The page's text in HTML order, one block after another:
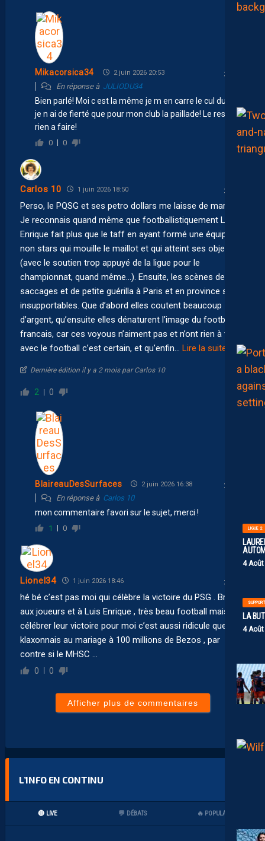
LIGUE 2
4
LA
4
Mikacorsica34 2 juin 2026 20:53
En réponse à JULIODU34
Bien parlé! Moi c est la même je m en carre le cul du psg
je n ai de fierté que pour mon club la paillade! Le reste
rien a faire!
0 0
Carlos 10 1 juin 2026 18:50
Perso, le PQSG et ses petro dollars me laisse de marbre.
Je reconnais quand même que footballistiquement Luis
Enrique fait plus que le taff en ayant formé une équipe de
non stars qui mouille le maillot et qui atteint ses objectifs
(avec le soutien trop appuyé de la ligue pour le
championnat, quand même…). Ensuite, les scènes de
saccages et de petite guérilla à Paris et en province sont
insupportables. Que d’abord elles coutent beaucoup
d’argent, qu’ensuite elles dénaturent l’image du football
francais, car ces voyous n’aiment pas et n’ont rien à voir
avec le football c’est certain, et qu’enfin
Lire la suite »
Dernière édition il y a 2 mois par Carlos 10
2 0
BlaireauDesSurfaces 2 juin 2026 16:38
En réponse à Carlos 10
mon commentaire favori sur le sujet, merci !
1 0
Lionel34 1 juin 2026 18:46
hé bé c’est pas moi qui célèbre la victoire du PSG . Bravo
aux joueurs et à Luis Enrique , très beau football mais
célébrer leur victoire pour moi c’est aussi ridicule que si je
klaxonnais au mariage à 100 millions de Bezos , par
contre si le MHSC …
0 0
Afficher plus de commentaires
L’INFO EN CONTINU
🔴 LIVE 💬 DÉBATS 🔥 POPULAIRES